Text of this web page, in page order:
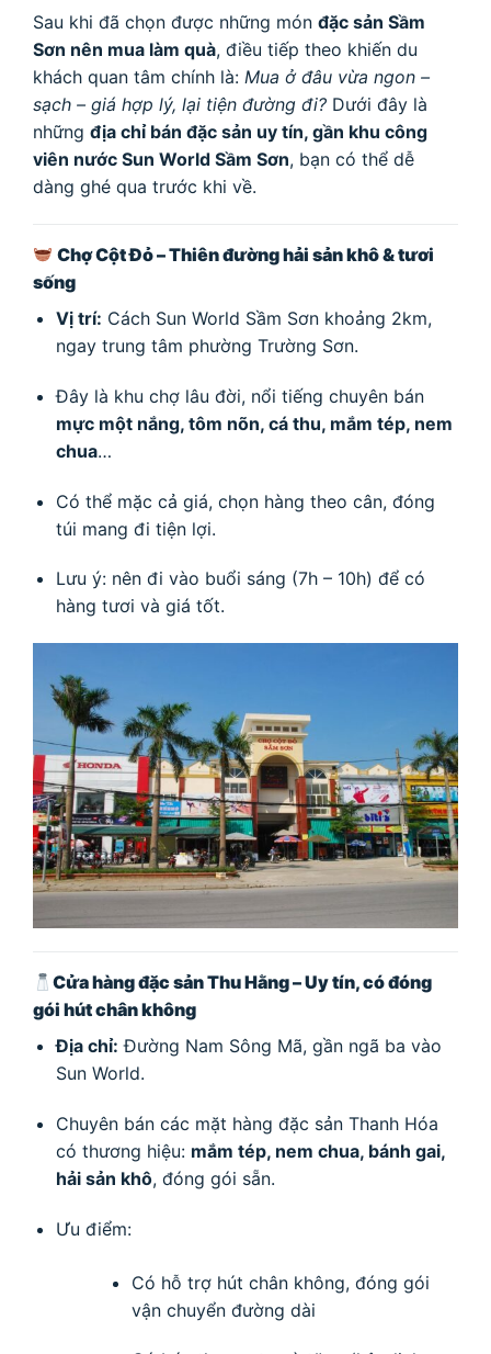
Sau khi đã chọn được những món đặc sản Sầm
Sơn nên mua làm quà, điều tiếp theo khiến du
khách quan tâm chính là: Mua ở đâu vừa ngon –
sạch – giá hợp lý, lại tiện đường đi? Dưới đây là
những địa chỉ bán đặc sản uy tín, gần khu công
viên nước Sun World Sầm Sơn, bạn có thể dễ
dàng ghé qua trước khi về.
Chợ Cột Đỏ – Thiên đường hải sản khô & tươi
sống
Vị trí: Cách Sun World Sầm Sơn khoảng 2km,
ngay trung tâm phường Trường Sơn.
Đây là khu chợ lâu đời, nổi tiếng chuyên bán
mực một nắng, tôm nõn, cá thu, mắm tép, nem
chua…
Có thể mặc cả giá, chọn hàng theo cân, đóng
túi mang đi tiện lợi.
Lưu ý: nên đi vào buổi sáng (7h – 10h) để có
hàng tươi và giá tốt.
Cửa hàng đặc sản Thu Hằng – Uy tín, có đóng
gói hút chân không
Địa chỉ: Đường Nam Sông Mã, gần ngã ba vào
Sun World.
Chuyên bán các mặt hàng đặc sản Thanh Hóa
có thương hiệu: mắm tép, nem chua, bánh gai,
hải sản khô, đóng gói sẵn.
Ưu điểm:
Có hỗ trợ hút chân không, đóng gói
vận chuyển đường dài